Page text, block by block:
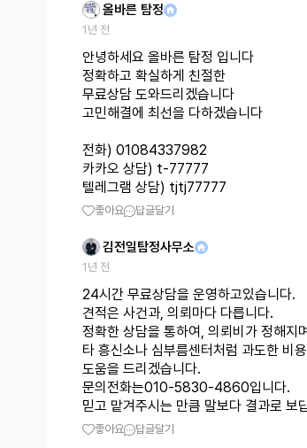
올바른 탐정
1년 전
안녕하세요 올바른 탐정 입니다
정확하고 확실하게 친절한
무료상담 도와드리겠습니다
고민해결에 최선을 다하겠습니다
전화) 01084337982
카카오 상담) t-77777
텔레그램 상담) tjtj77777
좋아요 답글달기
김전일탐정사무소
1년 전
24시간 무료상담을 운영하고있습니다.
견적은 사건과, 의뢰마다 다릅니다.
정확한 상담을 통하여, 의뢰비가 정해지
타 흥신소나 심부름센터처럼 과도한 비
도움을 드리겠습니다.
문의전화는010-5830-4860입니다.
믿고 맡겨주시는 만큼 말보다 결과로 보
좋아요 답글달기